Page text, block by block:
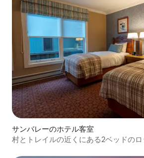
サンバレーのホテル客室
村とトレイルの近くにある2ベッドのロ